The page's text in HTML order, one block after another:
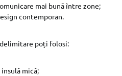
mai bună între zone;
contemporan.
poți folosi:
insulă mică;